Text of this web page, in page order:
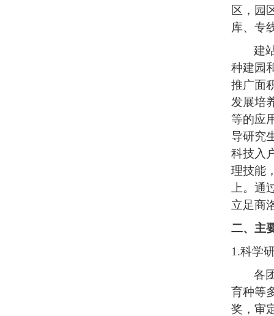
区，园
库、 专
建
种建园
推广面
发展培
等的应
导研究
科技入
理技能
上。 通
立足商
二、主
1.科学
各
育种等
奖，审